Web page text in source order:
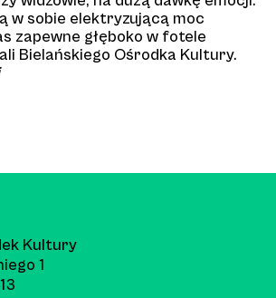
w sobie elektryzującą moc
zapewne głęboko w fotele
Bielańskiego Ośrodka Kultury.
Kultury
1